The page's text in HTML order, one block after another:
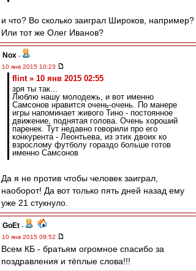
и что? Во сколько заиграл Широков, например?
Или тот же Олег Иванов?
Nox -
10 янв 2015 10:23
flint » 10 янв 2015 02:55
зря ты так...
Люблю нашу молодежь, и вот именно
Самсонов нравится очень-очень. По манере
игры напоминает живого Тино - постоянное
движение, поднятая голова. Очень хороший
паренек. Тут недавно говорили про его
конкурента - Леонтьева, из этих двоих ко
взрослому футболу гораздо больше готов
именно Самсонов
Да я не против чтобы человек заиграл,
наоборот! Да вот только пять дней назад ему
уже 21 стукнуло.
GoEt -
10 янв 2015 09:52
Всем КБ - братьям огромное спасибо за
поздравления и тёплые слова!!!